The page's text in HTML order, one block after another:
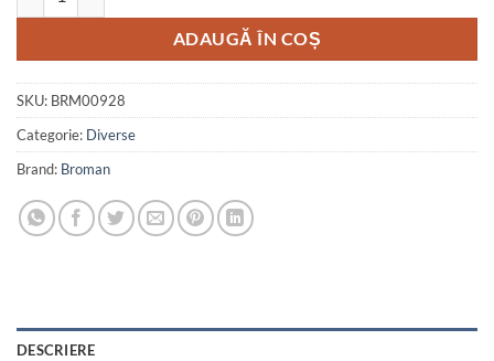
ADAUGĂ ÎN COȘ
SKU: BRM00928
Categorie: Diverse
Brand: Broman
DESCRIERE